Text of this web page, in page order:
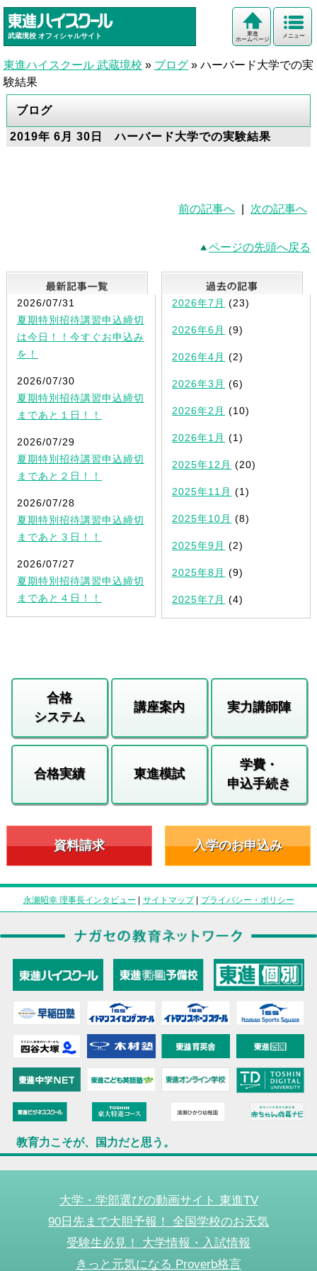
武蔵境校 オフィシャルサイト メニュー
東進
ホームページ
東進ハイスクール 武蔵境校 » ブログ » ハーバード大学での実
験結果
ブログ
2019年 6月 30日 ハーバード大学での実験結果
前の記事へ 次の記事へ
ページの先頭へ戻る
最新記事一覧
2026/07/31
夏期特別招待講習申込締切
は今日！！今すぐお申込み
を！
2026/07/30
夏期特別招待講習申込締切
まであと１日！！
2026/07/29
夏期特別招待講習申込締切
まであと２日！！
2026/07/28
夏期特別招待講習申込締切
まであと３日！！
2026/07/27
夏期特別招待講習申込締切
まであと４日！！
2026年7月 (23)
2026年6月 (9)
2026年4月 (2)
2026年3月 (6)
2026年2月 (10)
2026年1月 (1)
2025年12月 (20)
2025年11月 (1)
2025年10月 (8)
2025年9月 (2)
2025年8月 (9)
2025年7月 (4)
合格
システム
講座案内 実力講師陣
合格実績 東進模試
学費・
申込手続き
資料請求 入学のお申込み
永瀬昭幸 理事長インタビュー | サイトマップ| プライバシー・ポリシー
教育力こそが、国力だと思う。
大学・学部選びの動画サイト 東進TV
90日先まで大胆予報！ 全国学校のお天気
受験生必見！ 大学情報・入試情報
きっと元気になる Proverb格言